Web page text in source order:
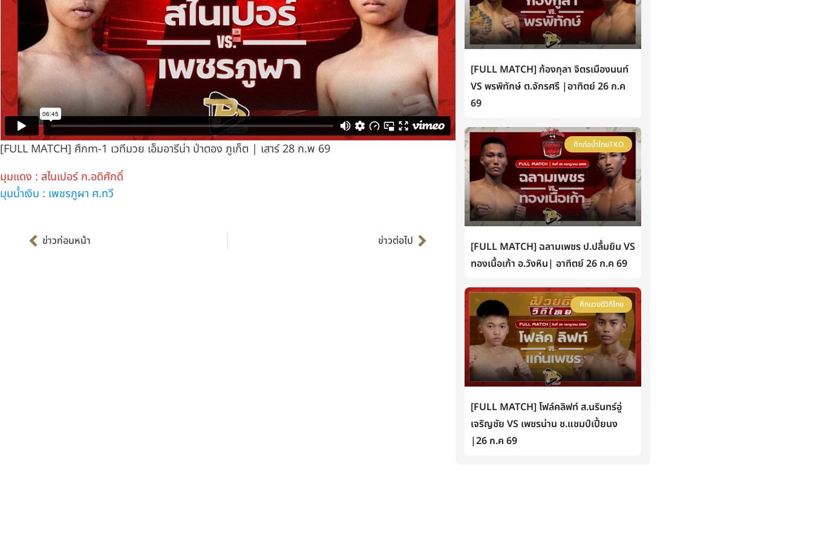
[FULL MATCH] ศึกm-1 เวทีมวย เอ็มอารีน่า ป่าตอง ภูเก็ต | เสาร์ 28 ก.พ 69
มุมแดง : สไนเปอร์ ก.อดิศักดิ์
มุมน้ำเงิน : เพชรภูผา ศ.ทวี
ข่าวก่อนหน้า ข่าวต่อไป
[FULL MATCH] ก้องกุลา จิตรเมืองนนท์
VS พรพิทักษ์ ต.จักรศรี |อาทิตย์ 26 ก.ค
69
ศึกท่อน้ำไทยTKO
[FULL MATCH] ฉลามเพชร ป.ปลื้มยิม VS
ทองเนื้อเก้า อ.วังหิน| อาทิตย์ 26 ก.ค 69
ศึกมวยดีวิถีไทย
[FULL MATCH] โฟล์คลิฟท์ ส.นรินทร์อู่
เจริญชัย VS เพชรน่าน ช.แชมป์เปี้ยนง
|26 ก.ค 69